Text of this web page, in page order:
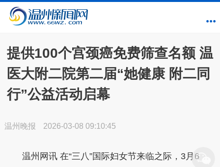
提供100个宫颈癌免费筛查名额 温
医大附二院第二届“她健康 附二同
行”公益活动启幕
温州晚报 2026-03-08 09:10:45
温州网讯 在“三八”国际妇女节来临之际，3月6